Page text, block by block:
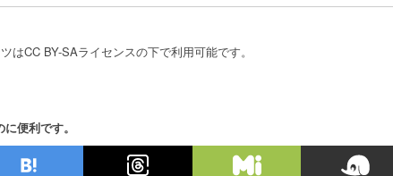
CC BY-SAライセンスの下で利用可能です。
便利です。